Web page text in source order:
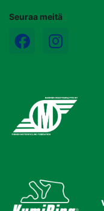
Seuraa meitä